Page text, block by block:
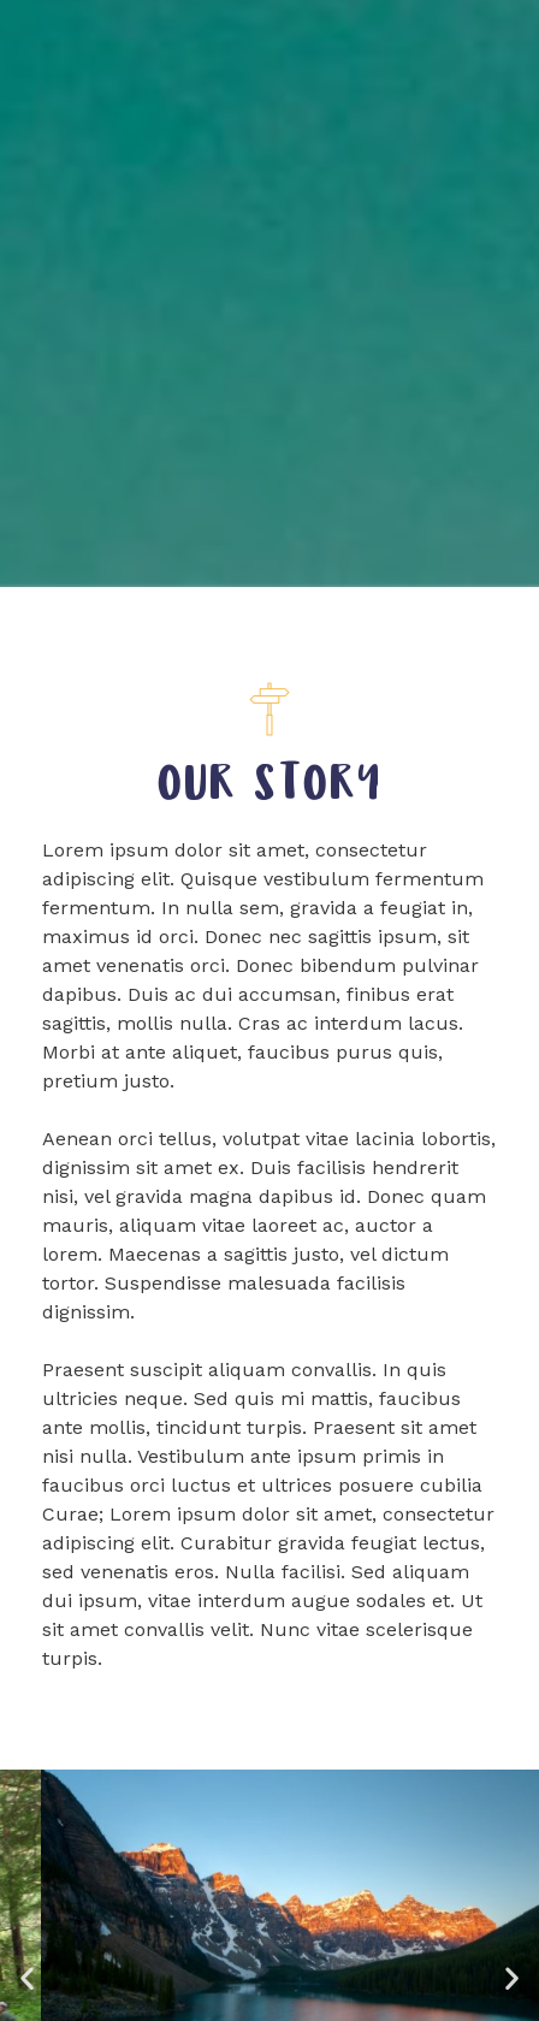
OUR STORY
Lorem ipsum dolor sit amet, consectetur
adipiscing elit. Quisque vestibulum fermentum
fermentum. In nulla sem, gravida a feugiat in,
maximus id orci. Donec nec sagittis ipsum, sit
amet venenatis orci. Donec bibendum pulvinar
dapibus. Duis ac dui accumsan, finibus erat
sagittis, mollis nulla. Cras ac interdum lacus.
Morbi at ante aliquet, faucibus purus quis,
pretium justo.
Aenean orci tellus, volutpat vitae lacinia lobortis,
dignissim sit amet ex. Duis facilisis hendrerit
nisi, vel gravida magna dapibus id. Donec quam
mauris, aliquam vitae laoreet ac, auctor a
lorem. Maecenas a sagittis justo, vel dictum
tortor. Suspendisse malesuada facilisis
dignissim.
Praesent suscipit aliquam convallis. In quis
ultricies neque. Sed quis mi mattis, faucibus
ante mollis, tincidunt turpis. Praesent sit amet
nisi nulla. Vestibulum ante ipsum primis in
faucibus orci luctus et ultrices posuere cubilia
Curae; Lorem ipsum dolor sit amet, consectetur
adipiscing elit. Curabitur gravida feugiat lectus,
sed venenatis eros. Nulla facilisi. Sed aliquam
dui ipsum, vitae interdum augue sodales et. Ut
sit amet convallis velit. Nunc vitae scelerisque
turpis.